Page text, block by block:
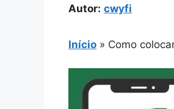
Autor: cwyfi
Início » Como